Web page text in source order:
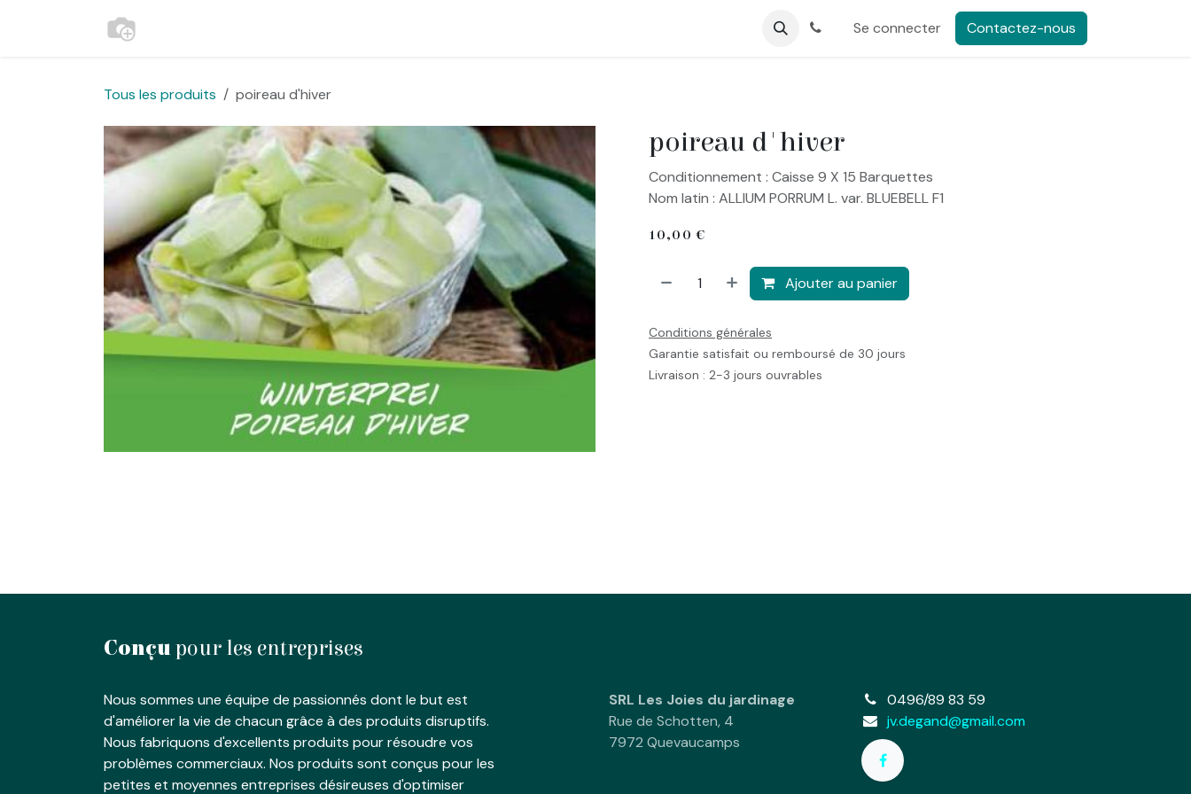
Se connecter Contactez-nous
Tous les produits poireau d'hiver
poireau d'hiver
Conditionnement : Caisse 9 X 15 Barquettes
Nom latin : ALLIUM PORRUM L. var. BLUEBELL F1
10,00 €
Ajouter au panier
Conditions générales
Garantie satisfait ou remboursé de 30 jours
Livraison : 2-3 jours ouvrables
Conçupour les entreprises
Nous sommes une équipe de passionnés dont le but est
d'améliorer la vie de chacun grâce à des produits disruptifs.
Nous fabriquons d'excellents produits pour résoudre vos
problèmes commerciaux. Nos produits sont conçus pour les
petites et moyennes entreprises désireuses d'optimiser
SRL Les Joies du jardinage
Rue de Schotten, 4
7972 Quevaucamps
0496/89 83 59
jv.degand@gmail.com